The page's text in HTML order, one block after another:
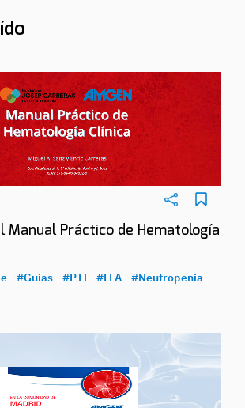
Manual Práctico de Hematología
#Guias #PTI #LLA
#Neutropenia